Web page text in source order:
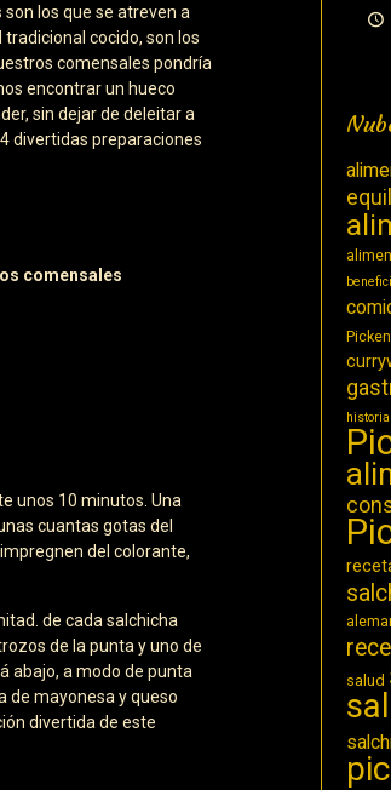
los que se atreven a
cocido, son los
comensales pondría
encontrar un hueco
sin dejar de deleitar a
divertidas preparaciones
comensales
unos 10 minutos. Una
cuantas gotas del
del colorante,
de cada salchicha
de la punta y uno de
abajo, a modo de punta
de mayonesa y queso
divertida de este
Picken
historia
salud